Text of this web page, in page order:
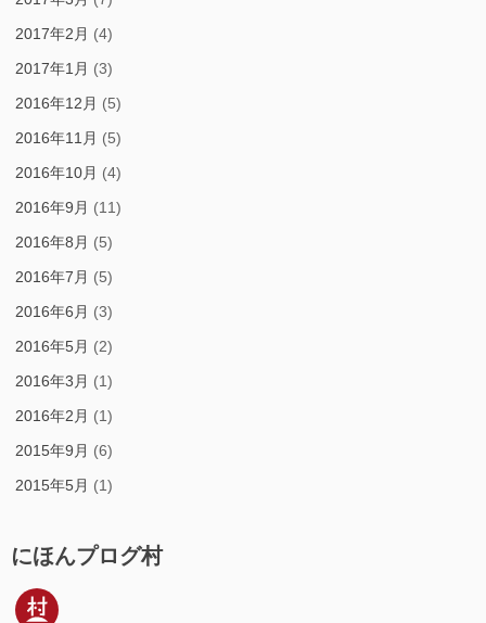
2017年2月 (4)
2017年1月 (3)
2016年12月 (5)
2016年11月 (5)
2016年10月 (4)
2016年9月 (11)
2016年8月 (5)
2016年7月 (5)
2016年6月 (3)
2016年5月 (2)
2016年3月 (1)
2016年2月 (1)
2015年9月 (6)
2015年5月 (1)
にほんプログ村